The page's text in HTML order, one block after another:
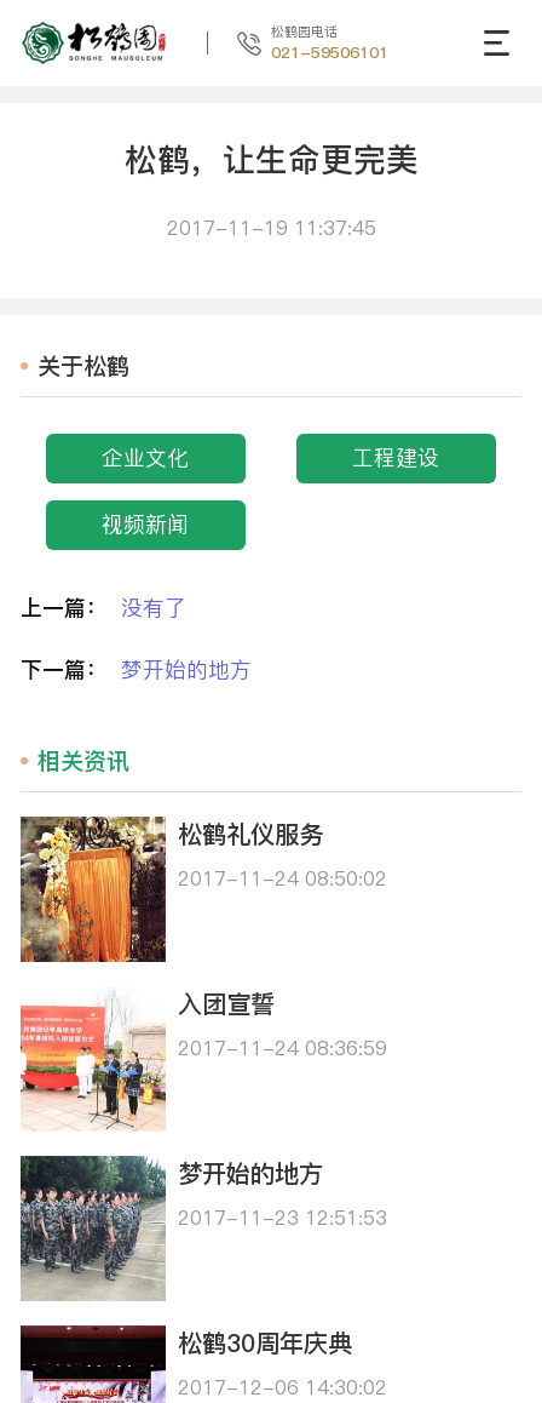
松鹤园电话
021-59506101
松鹤，让生命更完美
2017-11-19 11:37:45
关于松鹤
企业文化 工程建设
视频新闻
上一篇： 没有了
下一篇： 梦开始的地方
相关资讯
松鹤礼仪服务
2017-11-24 08:50:02
入团宣誓
2017-11-24 08:36:59
梦开始的地方
2017-11-23 12:51:53
松鹤30周年庆典
2017-12-06 14:30:02